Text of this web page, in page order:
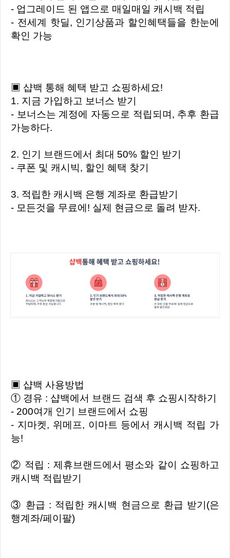
- 업그레이드 된 앱으로 매일매일 캐시백 적립
- 전세계 핫딜, 인기상품과 할인혜택들을 한눈에
확인 가능
▣ 샵백 통해 혜택 받고 쇼핑하세요!
1. 지금 가입하고 보너스 받기
- 보너스는 계정에 자동으로 적립되며, 추후 환급
가능하다.
2. 인기 브랜드에서 최대 50% 할인 받기
- 쿠폰 및 캐시빅, 할인 혜택 찾기
3. 적립한 캐시백 은행 계좌로 환급받기
- 모든것을 무료에! 실제 현금으로 돌려 받자.
▣ 샵백 사용방법
① 경유 : 샵백에서 브랜드 검색 후 쇼핑시작하기
- 200여개 인기 브랜드에서 쇼핑
- 지마켓, 위메프, 이마트 등에서 캐시백 적립 가
능!
② 적립 : 제휴브랜드에서 평소와 같이 쇼핑하고
캐시백 적립받기
③ 환급 : 적립한 캐시백 현금으로 환급 받기(은
행계좌/페이팔)